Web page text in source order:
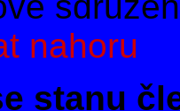
nahoru
stanu